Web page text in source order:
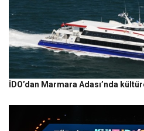
İDO’dan Marmara Adası’nda